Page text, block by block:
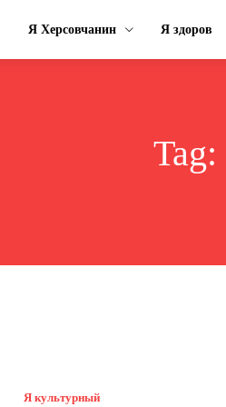
Я Херсовчанин Я здоров
Tag:
Я культурный